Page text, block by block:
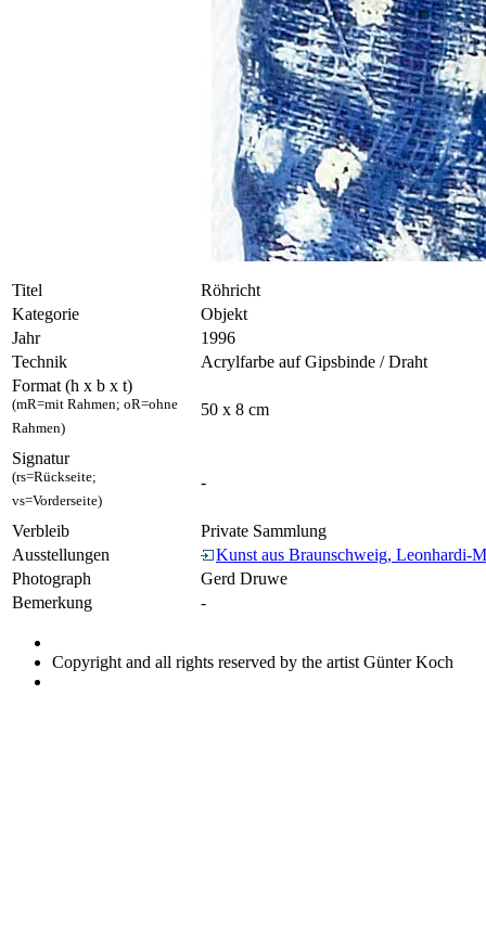
Titel
Röhricht
Kategorie
Objekt
Jahr
1996
Technik
Acrylfarbe auf Gipsbinde / Draht
Format (h x b x t)
(mR=mit Rahmen; oR=ohne
Rahmen)
50 x 8 cm
Signatur
(rs=Rückseite;
vs=Vorderseite)
-
Verbleib
Private Sammlung
Ausstellungen
Kunst aus Braunschweig, Leonhardi-
Photograph
Gerd Druwe
Bemerkung
-
Copyright and all rights reserved by the artist Günter Koch